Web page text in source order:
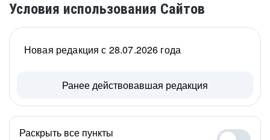
Условия использования Сайтов
Новая редакция с 28.07.2026 года
Ранее действовавшая редакция
Раскрыть все пункты